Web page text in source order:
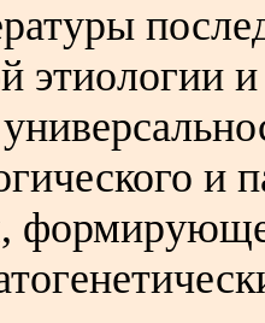
этиологии
и